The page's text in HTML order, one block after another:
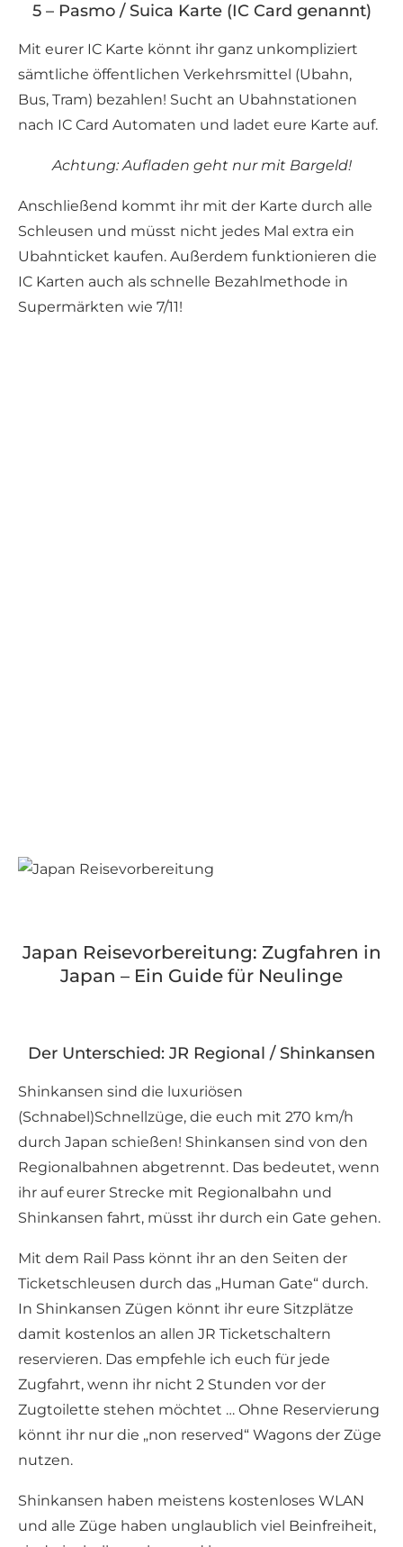
5 – Pasmo / Suica Karte (IC Card genannt)
Mit eurer IC Karte könnt ihr ganz unkompliziert
sämtliche öffentlichen Verkehrsmittel (Ubahn,
Bus, Tram) bezahlen! Sucht an Ubahnstationen
nach IC Card Automaten und ladet eure Karte auf.
Achtung: Aufladen geht nur mit Bargeld!
Anschließend kommt ihr mit der Karte durch alle
Schleusen und müsst nicht jedes Mal extra ein
Ubahnticket kaufen. Außerdem funktionieren die
IC Karten auch als schnelle Bezahlmethode in
Supermärkten wie 7/11!
Japan Reisevorbereitung: Zugfahren in
Japan – Ein Guide für Neulinge
Der Unterschied: JR Regional / Shinkansen
Shinkansen sind die luxuriösen
(Schnabel)Schnellzüge, die euch mit 270 km/h
durch Japan schießen! Shinkansen sind von den
Regionalbahnen abgetrennt. Das bedeutet, wenn
ihr auf eurer Strecke mit Regionalbahn und
Shinkansen fahrt, müsst ihr durch ein Gate gehen.
Mit dem Rail Pass könnt ihr an den Seiten der
Ticketschleusen durch das „Human Gate“ durch.
In Shinkansen Zügen könnt ihr eure Sitzplätze
damit kostenlos an allen JR Ticketschaltern
reservieren. Das empfehle ich euch für jede
Zugfahrt, wenn ihr nicht 2 Stunden vor der
Zugtoilette stehen möchtet … Ohne Reservierung
könnt ihr nur die „non reserved“ Wagons der Züge
nutzen.
Shinkansen haben meistens kostenloses WLAN
und alle Züge haben unglaublich viel Beinfreiheit,